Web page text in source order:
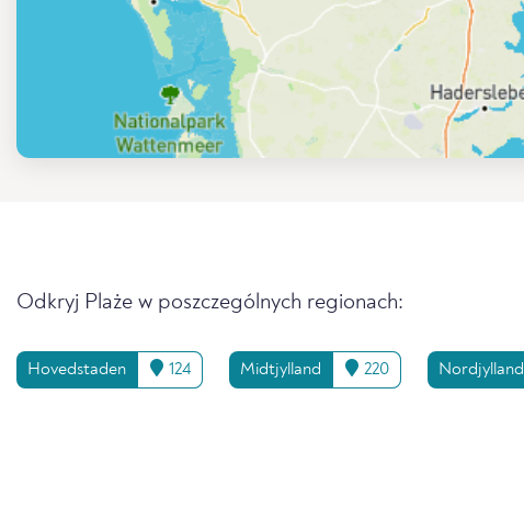
Odkryj Plaże w poszczególnych regionach:
Hovedstaden 124 Midtjylland 220 Nordjylland